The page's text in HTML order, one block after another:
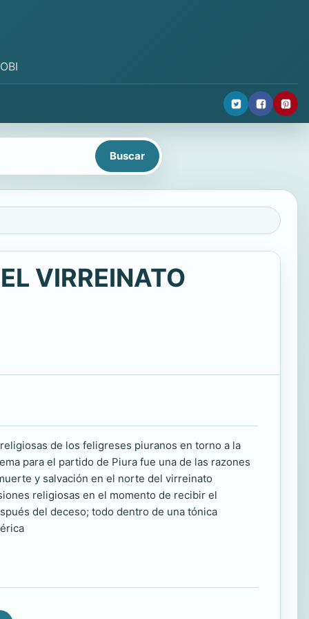
VIRREINATO
de los feligreses piuranos en torno a la
para el partido de Piura fue una de las razones
y salvación en el norte del virreinato
religiosas en el momento de recibir el
del deceso; todo dentro de una tónica